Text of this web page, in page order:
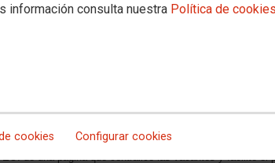
información consulta nuestra Política de cookies
cookies Configurar cookies
contra el desmantelamiento de las EOI de la Comunidad de
al Ciudadano de Madrid ha tenido lugar la entrega de las
contra el desmantelamiento de las Escuelas
Consejería de Educación respecto a necesidades
de una página que centralice las vacantes y facilite el